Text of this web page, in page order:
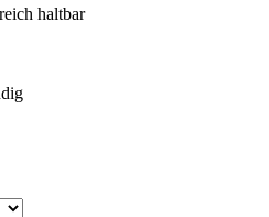
haltbar